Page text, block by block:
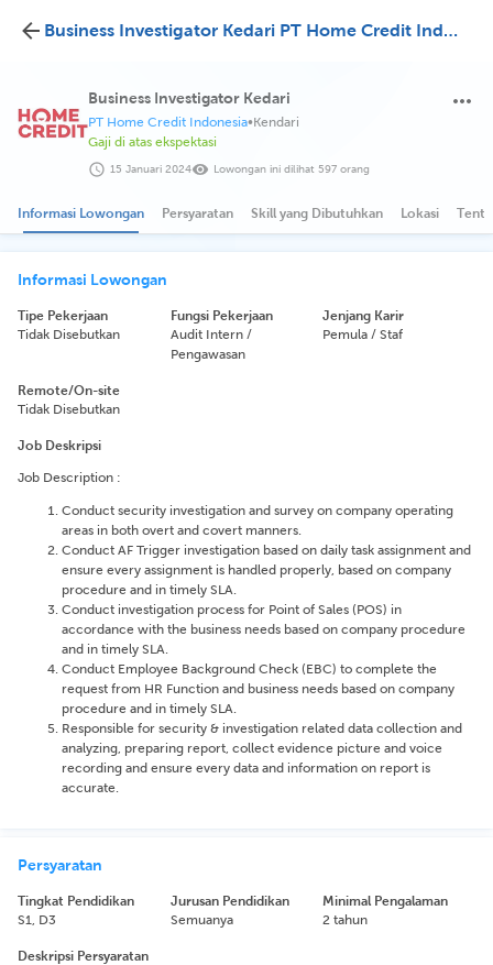
Business Investigator Kedari PT Home Credit Indonesia
Business Investigator Kedari
PT Home Credit Indonesia•Kendari
Gaji di atas ekspektasi
Lowongan ini dilihat 597 orang
15 Januari 2024
Informasi Lowongan Persyaratan Skill yang Dibutuhkan Lokasi
Informasi Lowongan
Tipe Pekerjaan
Tidak Disebutkan
Fungsi Pekerjaan
Audit Intern /
Pengawasan
Jenjang Karir
Pemula / Staf
Remote/On-site
Tidak Disebutkan
Job Deskripsi
Job Description :
Conduct security investigation and survey on company operating
areas in both overt and covert manners.
Conduct AF Trigger investigation based on daily task assignment and
ensure every assignment is handled properly, based on company
procedure and in timely SLA.
Conduct investigation process for Point of Sales (POS) in
accordance with the business needs based on company procedure
and in timely SLA.
Conduct Employee Background Check (EBC) to complete the
request from HR Function and business needs based on company
procedure and in timely SLA.
Responsible for security & investigation related data collection and
analyzing, preparing report, collect evidence picture and voice
recording and ensure every data and information on report is
accurate.
Persyaratan
Tingkat Pendidikan
S1, D3
Jurusan Pendidikan
Semuanya
Minimal Pengalaman
2 tahun
Deskripsi Persyaratan